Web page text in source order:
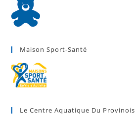
Maison Sport-Santé
Le Centre Aquatique Du Provinois